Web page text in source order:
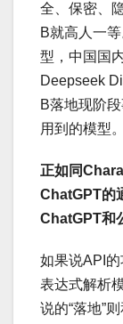
全、保密、
B就高人一
型，中国国
Deepseek
B落地现阶
用到的模型。
正如同
ChatGPT的
ChatGPT和
如果说API
表达式解析
说的“落地”